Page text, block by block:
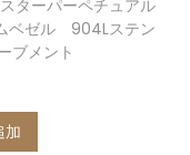
ターパーペチュアル
ベゼル 904Lステン
ブメント
加